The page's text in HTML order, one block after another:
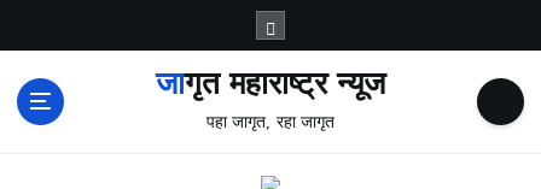
जागृत महाराष्ट्र न्यूज
पहा जागृत, रहा जागृत